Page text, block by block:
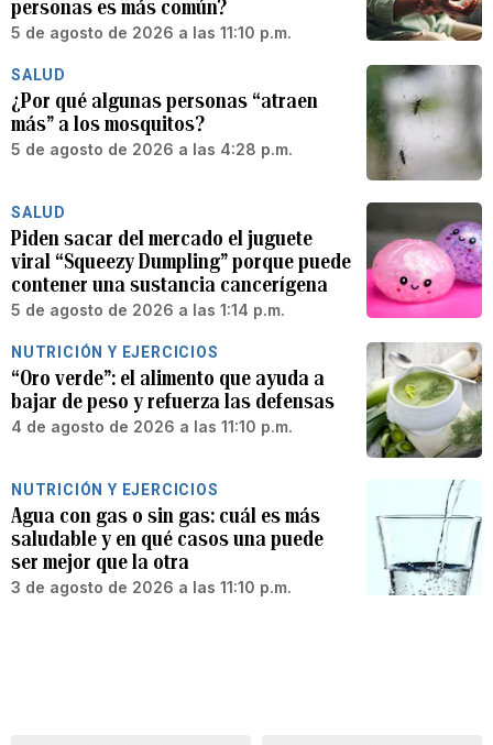
personas es más común?
5 de agosto de 2026 a las 11:10 p.m.
SALUD
¿Por qué algunas personas “atraen
más” a los mosquitos?
5 de agosto de 2026 a las 4:28 p.m.
SALUD
Piden sacar del mercado el juguete
viral “Squeezy Dumpling” porque puede
contener una sustancia cancerígena
5 de agosto de 2026 a las 1:14 p.m.
NUTRICIÓN Y EJERCICIOS
“Oro verde”: el alimento que ayuda a
bajar de peso y refuerza las defensas
4 de agosto de 2026 a las 11:10 p.m.
NUTRICIÓN Y EJERCICIOS
Agua con gas o sin gas: cuál es más
saludable y en qué casos una puede
ser mejor que la otra
3 de agosto de 2026 a las 11:10 p.m.